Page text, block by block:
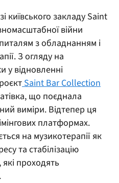
київського закладу Saint
війни
з обладнанням і
З огляду на
у відновленні
Saint Bar Collection
що поєднала
виміри. Відтепер ця
платформах.
на музикотерапії як
та стабілізацію
проходять